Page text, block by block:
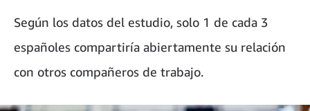
Según los datos del estudio, solo 1 de cada 3
españoles compartiría abiertamente su relación
con otros compañeros de trabajo.